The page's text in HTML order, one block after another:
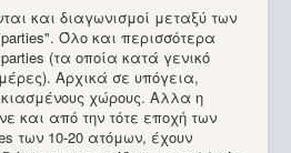
και διαγωνισμοί μεταξύ των
Όλο και περισσότερα
(τα οποία κατά γενικό
Αρχικά σε υπόγεια,
χώρους. Αλλα η
και από την τότε εποχή των
των 10-20 ατόμων, έχουν